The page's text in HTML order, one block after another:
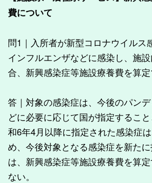
費について
問1｜入所者が新型コロナウイルス
インフルエンザなどに感染し、施
合、新興感染症等施設療養費を算定
答｜対象の感染症は、今後のパン
どに必要に応じて国が指定するこ
和6年4月以降に指定された感染症
め、今後対象となる感染症を新た
は、新興感染症等施設療養費を算
ない。